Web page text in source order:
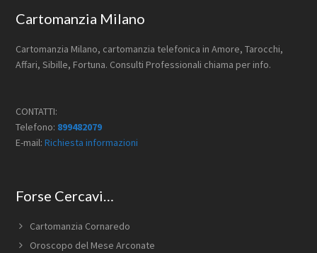
Footer
Cartomanzia Milano
Cartomanzia Milano, cartomanzia telefonica in Amore, Tarocchi,
Affari, Sibille, Fortuna. Consulti Professionali chiama per info.
CONTATTI:
Telefono: 899482079
E-mail:Richiesta informazioni
Forse Cercavi…
Cartomanzia Cornaredo
Oroscopo del Mese Arconate